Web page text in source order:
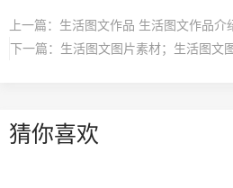
上一篇： 生活图文作品 生活图文作品介
下一篇： 生活图文图片素材；生活图文
猜你喜欢